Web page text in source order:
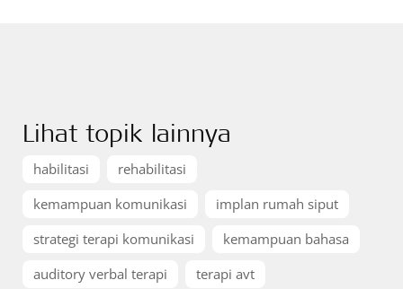
Lihat topik lainnya
habilitasi
rehabilitasi
kemampuan komunikasi
implan rumah siput
strategi terapi komunikasi
kemampuan bahasa
auditory verbal terapi
terapi avt